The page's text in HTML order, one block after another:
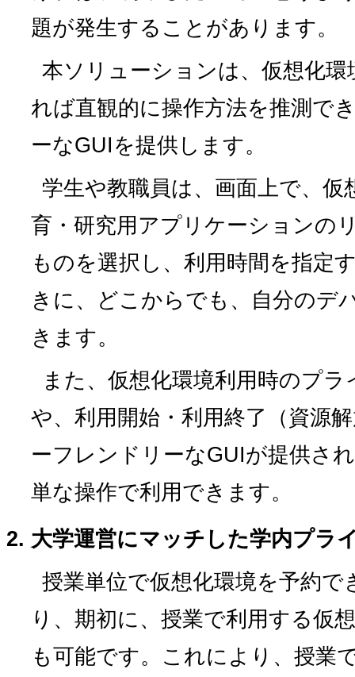
題が発生することがあります。
本ソリューションは、仮想化
れば直観的に操作方法を推測で
ーなGUIを提供します。
学生や教職員は、画面上で、仮
育・研究用アプリケーションの
ものを選択し、利用時間を指定
きに、どこからでも、自分のデ
きます。
また、仮想化環境利用時のプ
や、利用開始・利用終了（資源
ーフレンドリーなGUIが提供さ
単な操作で利用できます。
大学運営にマッチした学内プラ
授業単位で仮想化環境を予約
り、期初に、授業で利用する仮
も可能です。これにより、授業